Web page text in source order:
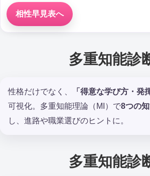
相性早見表へ
多重知能診
性格だけでなく、 「得意な学び方・発
可視化。多重知能理論（MI）で8つの
し、進路や職業選びのヒントに。
多重知能診